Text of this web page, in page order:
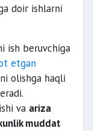
doir ishlarni
ish beruvchiga
etgan
olishga haqli
va ariza
muddat